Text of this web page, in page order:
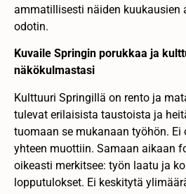
ammatillisesti näiden kuukausien
odotin.
Kuvaile Springin porukkaa ja
näkökulmastasi
Kulttuuri Springillä on rento ja
tulevat erilaisista taustoista ja
tuomaan se mukanaan työhön.
yhteen muottiin. Samaan aikaan
oikeasti merkitsee: työn laatu ja
lopputulokset. Ei keskitytä